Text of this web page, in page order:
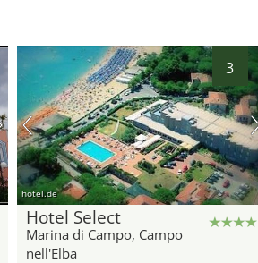
3
hotel.de
Hotel Select
Marina di Campo, Campo
nell'Elba